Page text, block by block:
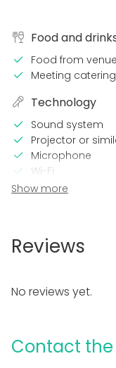
Food and
Food from venue
Meeting catering
Technology
Sound system
Projector or
Microphone
Wi-Fi
Printer
Note-taking
Event types
Spa / Wellness /
Show more
Reviews
No reviews yet.
Contact